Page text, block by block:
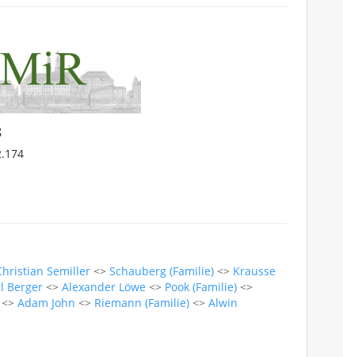
Semiller <> Schauberg (Familie) <> Krausse
Berger <> Alexander Löwe <> Pook (Familie) <>
<> Adam John <> Riemann (Familie) <> Alwin